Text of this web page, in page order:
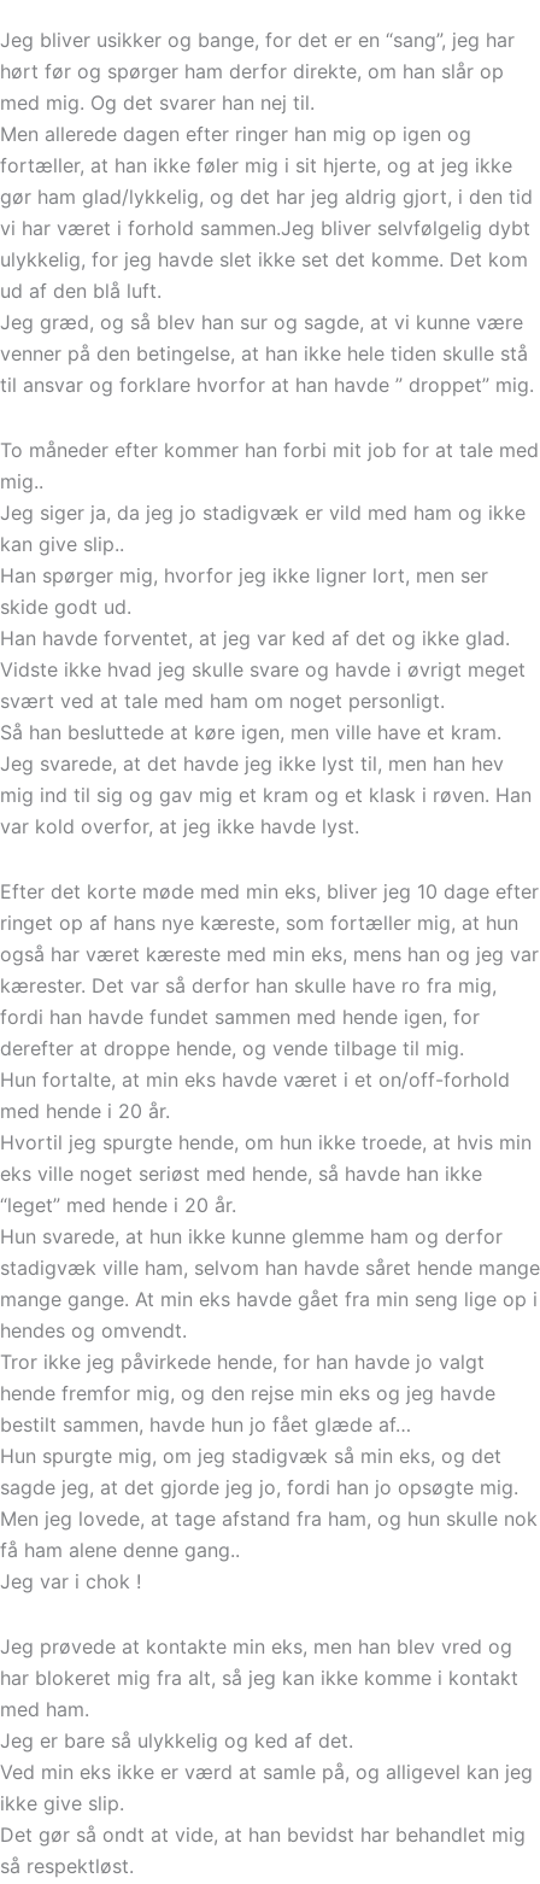
Jeg bliver usikker og bange, for det er en “sang”, jeg har
hørt før og spørger ham derfor direkte, om han slår op
med mig. Og det svarer han nej til.
Men allerede dagen efter ringer han mig op igen og
fortæller, at han ikke føler mig i sit hjerte, og at jeg ikke
gør ham glad/lykkelig, og det har jeg aldrig gjort, i den tid
vi har været i forhold sammen.Jeg bliver selvfølgelig dybt
ulykkelig, for jeg havde slet ikke set det komme. Det kom
ud af den blå luft.
Jeg græd, og så blev han sur og sagde, at vi kunne være
venner på den betingelse, at han ikke hele tiden skulle stå
til ansvar og forklare hvorfor at han havde ” droppet” mig.
To måneder efter kommer han forbi mit job for at tale med
mig..
Jeg siger ja, da jeg jo stadigvæk er vild med ham og ikke
kan give slip..
Han spørger mig, hvorfor jeg ikke ligner lort, men ser
skide godt ud.
Han havde forventet, at jeg var ked af det og ikke glad.
Vidste ikke hvad jeg skulle svare og havde i øvrigt meget
svært ved at tale med ham om noget personligt.
Så han besluttede at køre igen, men ville have et kram.
Jeg svarede, at det havde jeg ikke lyst til, men han hev
mig ind til sig og gav mig et kram og et klask i røven. Han
var kold overfor, at jeg ikke havde lyst.
Efter det korte møde med min eks, bliver jeg 10 dage efter
ringet op af hans nye kæreste, som fortæller mig, at hun
også har været kæreste med min eks, mens han og jeg var
kærester. Det var så derfor han skulle have ro fra mig,
fordi han havde fundet sammen med hende igen, for
derefter at droppe hende, og vende tilbage til mig.
Hun fortalte, at min eks havde været i et on/off-forhold
med hende i 20 år.
Hvortil jeg spurgte hende, om hun ikke troede, at hvis min
eks ville noget seriøst med hende, så havde han ikke
“leget” med hende i 20 år.
Hun svarede, at hun ikke kunne glemme ham og derfor
stadigvæk ville ham, selvom han havde såret hende mange
mange gange. At min eks havde gået fra min seng lige op i
hendes og omvendt.
Tror ikke jeg påvirkede hende, for han havde jo valgt
hende fremfor mig, og den rejse min eks og jeg havde
bestilt sammen, havde hun jo fået glæde af…
Hun spurgte mig, om jeg stadigvæk så min eks, og det
sagde jeg, at det gjorde jeg jo, fordi han jo opsøgte mig.
Men jeg lovede, at tage afstand fra ham, og hun skulle nok
få ham alene denne gang..
Jeg var i chok !
Jeg prøvede at kontakte min eks, men han blev vred og
har blokeret mig fra alt, så jeg kan ikke komme i kontakt
med ham.
Jeg er bare så ulykkelig og ked af det.
Ved min eks ikke er værd at samle på, og alligevel kan jeg
ikke give slip.
Det gør så ondt at vide, at han bevidst har behandlet mig
så respektløst.